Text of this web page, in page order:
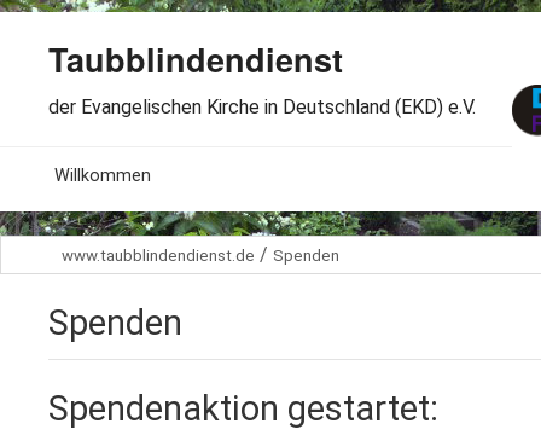
Taubblindendienst
der Evangelischen Kirche in Deutschland (EKD) e.V.
Willkommen
Aktuelles
Arbeitsbereiche
Spenden
www.taubblindendienst.de / Spenden
Spenden
Spendenaktion gestartet: